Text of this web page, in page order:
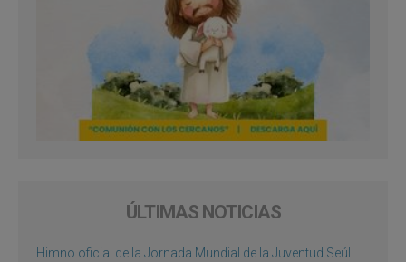
ÚLTIMAS NOTICIAS
Himno oficial de la Jornada Mundial de la Juventud Seúl